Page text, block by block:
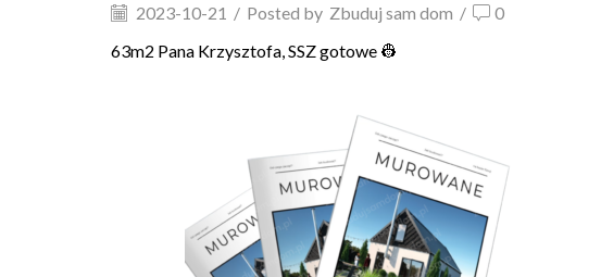
2023-10-21 / Posted by Zbuduj sam dom /
0
63m2 Pana Krzysztofa, SSZ gotowe 👷